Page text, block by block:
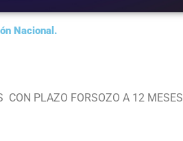
Nacional.
CON PLAZO FORSOZO A 12 MESES